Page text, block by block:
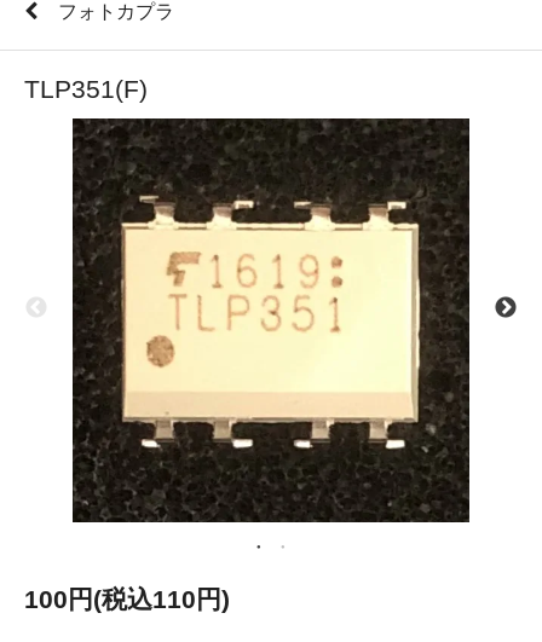
フォトカプラ
TLP351(F)
100円(税込110円)